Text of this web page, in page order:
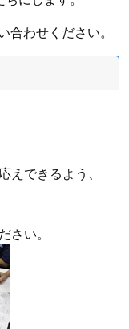
合わせください。
えできるよう、
さい。